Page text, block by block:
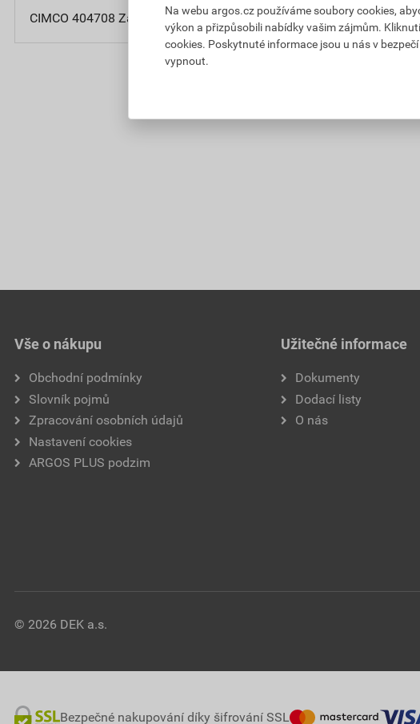
CIMCO 404708 Zásuvka pro magazín S 150-3 (150x279x64 mm)
Vše o nákupu
Obchodní podmínky
Slovník pojmů
Zpracování osobních údajů
Nastavení cookies
ARGOS PLUS podzim
Užitečné informace
Dokumenty
Dodací listy
O nás
© 2026 DEK a.s.
Bezpečné nakupování díky šifrování SSL
Na webu argos.cz používáme soubory cookies,
výkon a přizpůsobili nabídky vašim zájmům.
cookies. Poskytnuté informace jsou u nás v
vypnout.